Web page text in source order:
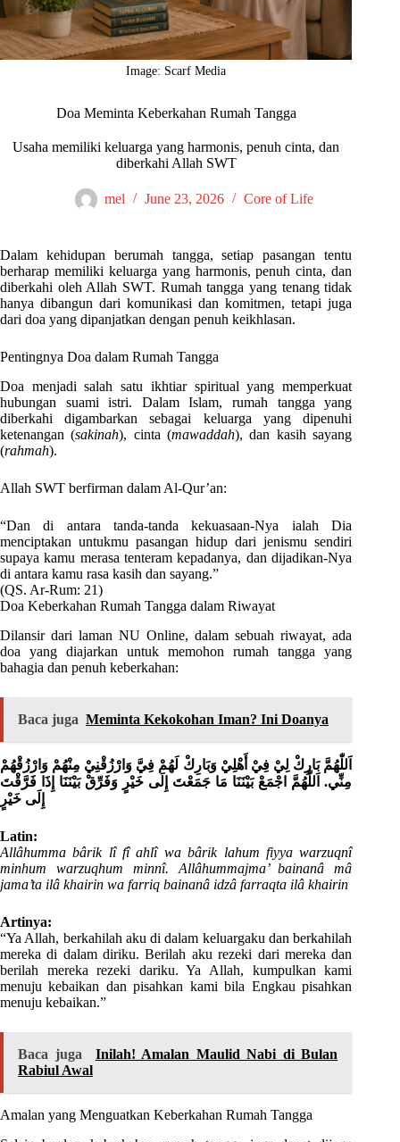
Image: Scarf Media
Doa Meminta Keberkahan Rumah Tangga
Usaha memiliki keluarga yang harmonis, penuh cinta, dan
diberkahi Allah SWT
mel June 23, 2026 Core of Life
Dalam kehidupan berumah tangga, setiap pasangan tentu
berharap memiliki keluarga yang harmonis, penuh cinta, dan
diberkahi oleh Allah SWT. Rumah tangga yang tenang tidak
hanya dibangun dari komunikasi dan komitmen, tetapi juga
dari doa yang dipanjatkan dengan penuh keikhlasan.
Pentingnya Doa dalam Rumah Tangga
Doa menjadi salah satu ikhtiar spiritual yang memperkuat
hubungan suami istri. Dalam Islam, rumah tangga yang
diberkahi digambarkan sebagai keluarga yang dipenuhi
ketenangan (sakinah), cinta (mawaddah), dan kasih sayang
(rahmah).
Allah SWT berfirman dalam Al-Qur’an:
“Dan di antara tanda-tanda kekuasaan-Nya ialah Dia
menciptakan untukmu pasangan hidup dari jenismu sendiri
supaya kamu merasa tenteram kepadanya, dan dijadikan-Nya
di antara kamu rasa kasih dan sayang.”
(QS. Ar-Rum: 21)
Doa Keberkahan Rumah Tangga dalam Riwayat
Dilansir dari laman NU Online, dalam sebuah riwayat, ada
doa yang diajarkan untuk memohon rumah tangga yang
bahagia dan penuh keberkahan:
Baca juga Meminta Kekokohan Iman? Ini Doanya
اَللّٰهُمَّ بَارِكْ لِيْ فِيْ أَهْلِيْ وَبَارِكْ لَهُمْ فِيَّ وَارْزُقْنِيْ مِنْهُمْ وَارْزُقْهُمْ
مِنِّي. اَللّٰهُمَّ اجْمَعْ بَيْنَنَا مَا جَمَعْتَ إِلَى خَيْرٍ وَفَرِّقْ بَيْنَنَا إِذَا فَرَّقْتَ
إِلَى خَيْرٍ
Latin:
Allâhumma bârik lî fî ahlî wa bârik lahum fiyya warzuqnî
minhum warzuqhum minnî. Allâhummajma’ bainanâ mâ
jama’ta ilâ khairin wa farriq bainanâ idzâ farraqta ilâ khairin
Artinya:
“Ya Allah, berkahilah aku di dalam keluargaku dan berkahilah
mereka di dalam diriku. Berilah aku rezeki dari mereka dan
berilah mereka rezeki dariku. Ya Allah, kumpulkan kami
menuju kebaikan dan pisahkan kami bila Engkau pisahkan
menuju kebaikan.”
Baca juga
Inilah! Amalan Maulid Nabi di Bulan
Rabiul Awal
Amalan yang Menguatkan Keberkahan Rumah Tangga